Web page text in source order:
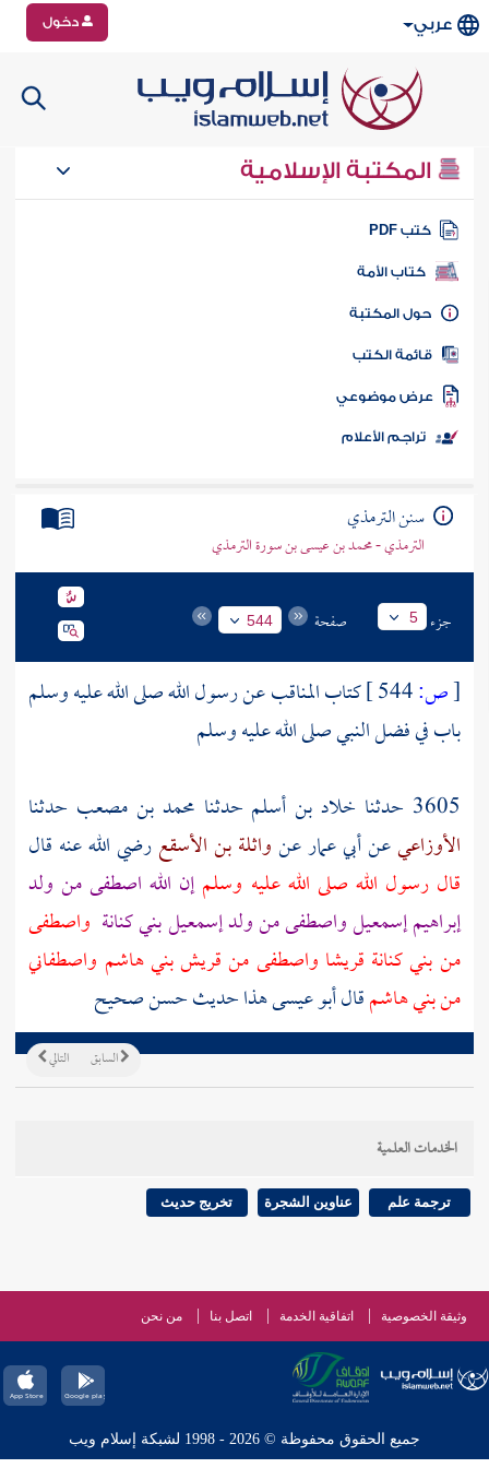
عربي دخول
المكتبة الإسلامية
كتب PDF
كتاب الأمة
المكتبة
الكتب
موضوعي
سنن الترمذي
الترمذي - محمد بن عيسى بن سورة الترمذي
جزء 5 صفحة 544
[ص:
كتاب المناقب عن رسول الله صلى الله عليه وسلم
باب في فضل النبي صلى الله عليه وسلم
3605 حدثنا
خلاد بن أسلم حدثنا محمد بن مصعب حدثنا
الأوزاعيعنأبي عمارعنواثلة بن الأسقعرضي الله عنه قال
قال رسول الله صلى الله عليه وسلمإن الله اصطفى من ولد
إبراهيمإسمعيلواصطفى من ولدإسمعيلبني كنانة واصطفى
منبني كنانة قريشا واصطفى منقريشبني هاشم واصطفاني
منبني هاشمقال أبو عيسى هذا حديث حسن صحيح
التالي السابق
الخدمات العلمية
ترجمة علم عناوين الشجرة تخريج حديث
وثيقة الخصوصية اتفاقية الخدمة اتصل بنا من نحن
جميع الحقوق محفوظة © 2026 - 1998 لشبكة إسلام ويب